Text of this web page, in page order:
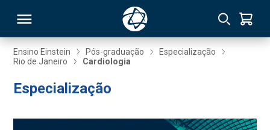
Ensino Einstein Pós-graduação
Especialização
Rio de Janeiro
Cardiologia
Especialização